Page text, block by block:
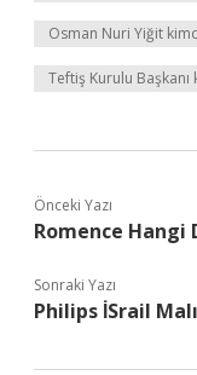
Osman Nuri Yiğit
Teftiş Kurulu Başkanı
Önceki Yazı
Romence Hangi
Sonraki Yazı
Philips İSrail